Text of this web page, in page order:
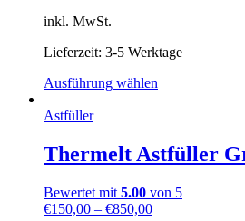
inkl. MwSt.
Lieferzeit: 3-5 Werktage
Ausführung wählen
Astfüller
Thermelt Astfüller
Bewertet mit 5.00 von 5
€150,00 – €850,00